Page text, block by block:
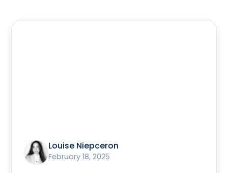
Louise Niepceron
February 18, 2025